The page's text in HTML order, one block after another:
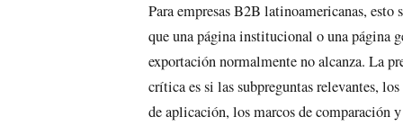
Para empresas B2B latinoamericanas, esto
que una página institucional o una página
exportación normalmente no alcanza. La
crítica es si las subpreguntas relevantes,
de aplicación, los marcos de comparación